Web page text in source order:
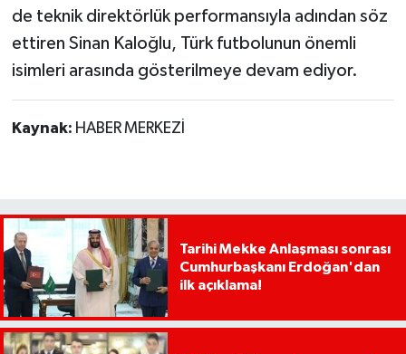
de teknik direktörlük performansıyla adından söz
ettiren Sinan Kaloğlu, Türk futbolunun önemli
isimleri arasında gösterilmeye devam ediyor.
Kaynak: HABER MERKEZİ
Tarihi Mekke Anlaşması sonrası
Cumhurbaşkanı Erdoğan'dan
ilk açıklama!